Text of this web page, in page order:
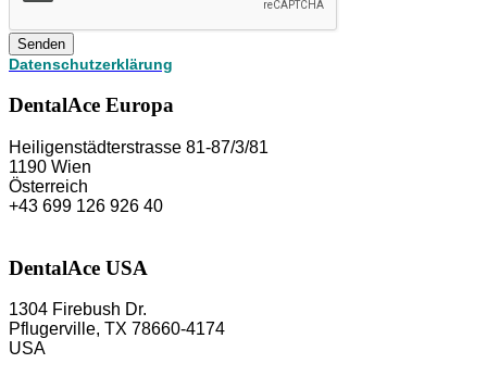
Senden
Datenschutzerklärung
DentalAce Europa
Heiligenstädterstrasse 81-87/3/81
1190 Wien
Österreich
+43 699 126 926 40
DentalAce USA
1304 Firebush Dr.
Pflugerville, TX 78660-4174
USA